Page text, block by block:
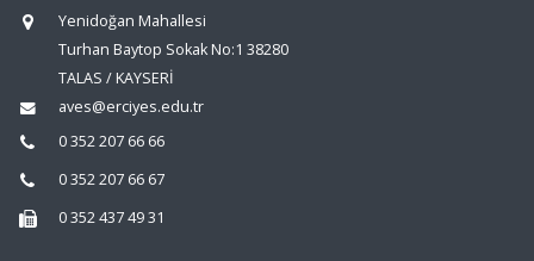
Yenidoğan Mahallesi
Turhan Baytop Sokak No:1 38280
TALAS / KAYSERİ
aves@erciyes.edu.tr
0 352 207 66 66
0 352 207 66 67
0 352 437 49 31